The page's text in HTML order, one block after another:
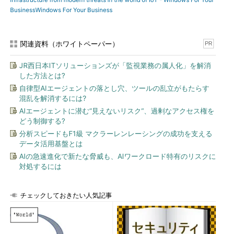
BusinessWindows For Your Business
関連資料（ホワイトペーパー） PR
JR西日本ITソリューションズが「監視業務の属人化」を解消
した方法とは?
自律型AIエージェントの落とし穴、ツールの乱立がもたらす
混乱を解消するには?
AIエージェントに潜む“見えないリスク”、過剰なアクセス権を
どう制御する?
分析スピードもF1級 マクラーレンレーシングの成功を支える
データ活用基盤とは
AIの急速進化で新たな脅威も、AIワークロード特有のリスクに
対処するには
チェックしておきたい人気記事